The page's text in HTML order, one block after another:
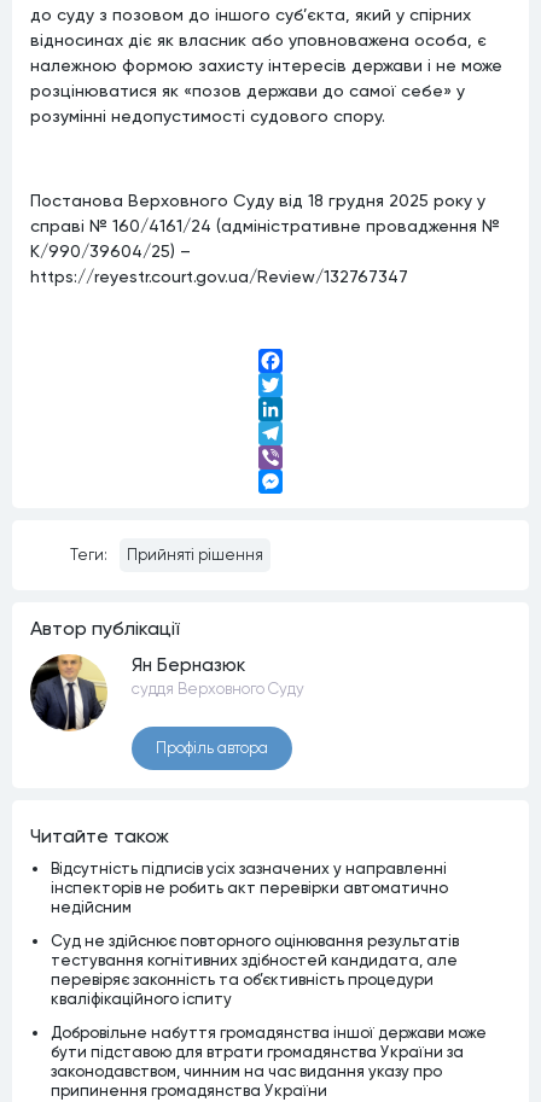
до суду з позовом до іншого суб’єкта, який у спірних
відносинах діє як власник або уповноважена особа, є
належною формою захисту інтересів держави і не може
розцінюватися як «позов держави до самої себе» у
розумінні недопустимості судового спору.
Постанова Верховного Суду від 18 грудня 2025 року у
справі № 160/4161/24 (адміністративне провадження №
К/990/39604/25) –
https://reyestr.court.gov.ua/Review/132767347
Facebook
Twitter
LinkedIn
Telegram
Viber
Теги: Прийняті рішення
Автор публiкацiї
Ян Берназюк
суддя Верховного Суду
Профiль автора
Читайте також
Відсутність підписів усіх зазначених у направленні
інспекторів не робить акт перевірки автоматично
недійсним
Суд не здійснює повторного оцінювання результатів
тестування когнітивних здібностей кандидата, але
перевіряє законність та об’єктивність процедури
кваліфікаційного іспиту
Добровільне набуття громадянства іншої держави може
бути підставою для втрати громадянства України за
законодавством, чинним на час видання указу про
припинення громадянства України